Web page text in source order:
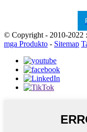
© Copyright - 2010-2022
mga Produkto - Sitemap